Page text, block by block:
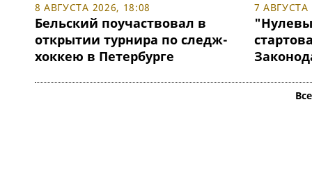
8 АВГУСТА 2026, 18:08
Бельский поучаствовал в
открытии турнира по следж-
хоккею в Петербурге
7 АВГУСТА